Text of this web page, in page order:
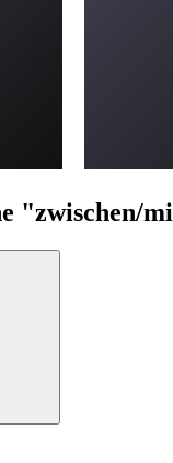
"zwischen/